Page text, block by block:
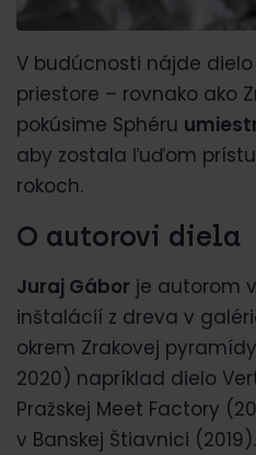
V budúcnosti nájde
priestore – rovnako ako
pokúsime Sphéru
aby zostala ľuďom
rokoch.
O autorovi diela
Juraj Gábor je autorom
inštalácií z dreva v
okrem Zrakovej
2020) napríklad dielo
Pražskej Meet Factory
v Banskej Štiavnici